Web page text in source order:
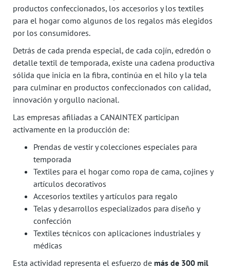
productos confeccionados, los accesorios y los textiles
para el hogar como algunos de los regalos más elegidos
por los consumidores.
Detrás de cada prenda especial, de cada cojín, edredón o
detalle textil de temporada, existe una cadena productiva
sólida que inicia en la fibra, continúa en el hilo y la tela
para culminar en productos confeccionados con calidad,
innovación y orgullo nacional.
Las empresas afiliadas a CANAINTEX participan
activamente en la producción de:
Prendas de vestir y colecciones especiales para
temporada
Textiles para el hogar como ropa de cama, cojines y
artículos decorativos
Accesorios textiles y artículos para regalo
Telas y desarrollos especializados para diseño y
confección
Textiles técnicos con aplicaciones industriales y
médicas
Esta actividad representa el esfuerzo de más de 300 mil